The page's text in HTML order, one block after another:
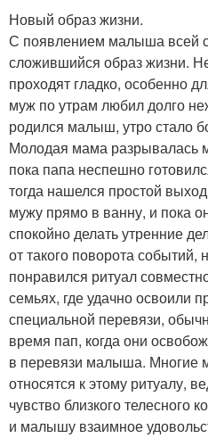
Новый образ жизни.
С появлением малыша всей
сложившийся образ жизни.
проходят гладко, особенно
муж по утрам любил долго
родился малыш, утро стало
Молодая мама разрывалась
пока папа неспешно
тогда нашелся простой
мужу прямо в ванну, и пока
спокойно делать утренние
от такого поворота
понравился ритуал
семьях, где удачно освоили
специальной перевязи,
время пап, когда они
в перевязи малыша. Многие
относятся к этому ритуалу,
чувство близкого телесного
и малышу взаимное